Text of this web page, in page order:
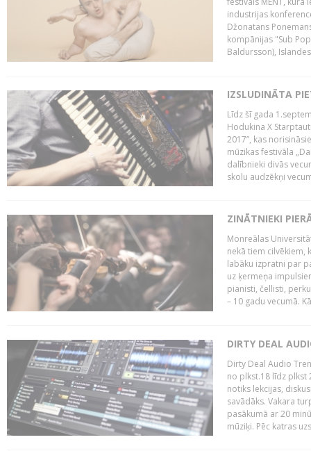
industrijas
Džonatans
kompānijas "Sub
Baldursson),
IZSLUDINĀTA
Līdz šī gada
Hodukina X
2017”, kas
mūzikas festivāla
dalībnieki divās
skolu audzēkņi
ZINĀTNIEKI
Monreālas
nekā tiem cilvēkiem,
labāku izpratni par
uz ķermeņa
pianisti, čellisti,
– 10 gadu vecumā.
DIRTY DEAL
Dirty Deal Audio
no plkst.18 līdz plkst
notiks lekcijas,
savādāks. Vakara
pasākumā ar 20
mūziķi. Pēc katras